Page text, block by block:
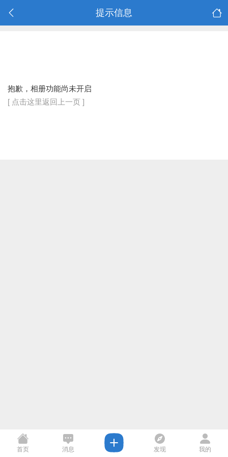
提示信息
抱歉，相册功能尚未开启
[ 点击这里返回上一页 ]
首页 消息 发现 我的